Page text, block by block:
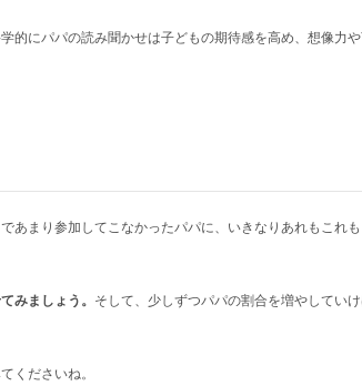
的にパパの読み聞かせは子どもの期待感を高め、想像力
あまり参加してこなかったパパに、いきなりあれもこれ
みましょう。 そして、少しずつパパの割合を増やしていけ
くださいね。